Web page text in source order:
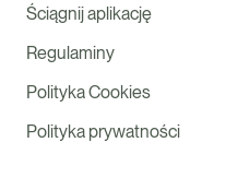
Ściągnij aplikację
Regulaminy
Polityka Cookies
Polityka prywatności